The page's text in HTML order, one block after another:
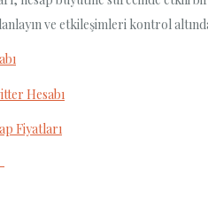
ve etkileşimleri kontrol
Hesabı
Fiyatları